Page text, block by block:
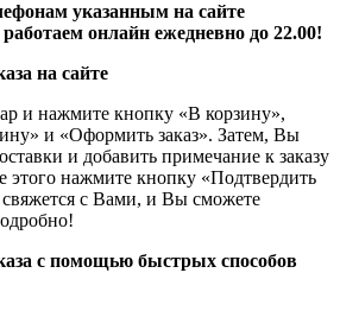
указанным на сайте
онлайн ежедневно до 22.00!
на сайте
и нажмите кнопку «В корзину»,
и «Оформить заказ». Затем, Вы
и добавить примечание к заказу
этого нажмите кнопку «Подтвердить
с Вами, и Вы сможете
с помощью быстрых способов